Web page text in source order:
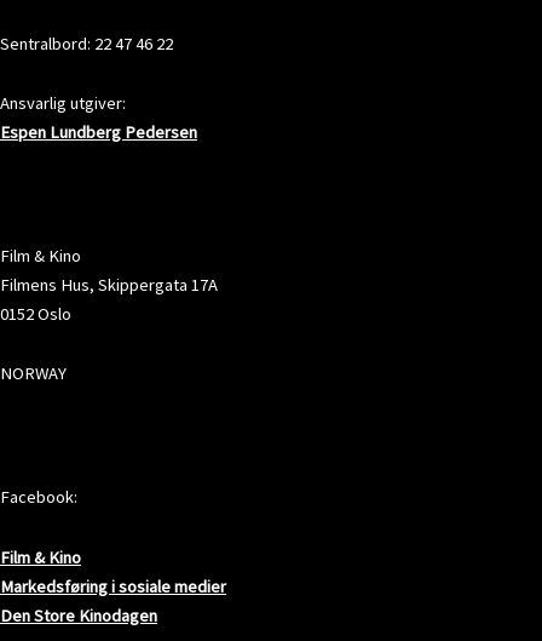
Sentralbord: 22 47 46 22
Ansvarlig utgiver:
Espen Lundberg Pedersen
Film & Kino
Filmens Hus, Skippergata 17A
0152 Oslo
NORWAY
Facebook:
Film & Kino
Markedsføring i sosiale medier
Den Store Kinodagen